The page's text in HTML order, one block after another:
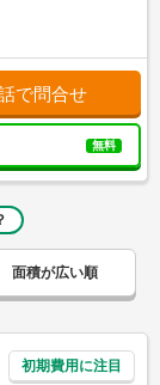
で問合せ
無料
面積が広い順
初期費用に注目